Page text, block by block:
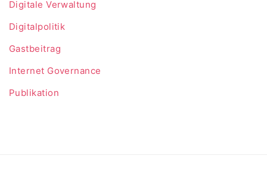
Digitale Verwaltung
Digitalpolitik
Gastbeitrag
Internet Governance
Publikation